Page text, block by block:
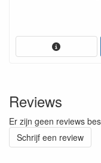
Reviews
Er zijn geen reviews
Schrijf een review